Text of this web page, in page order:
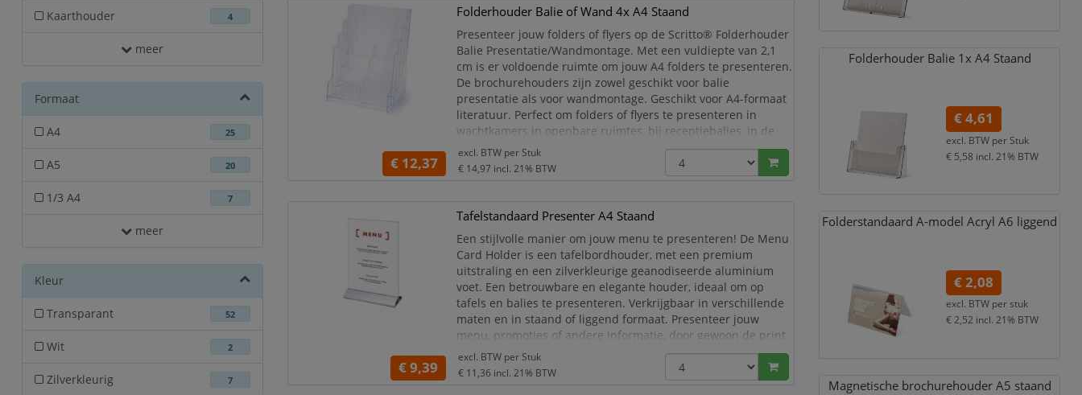
Kaarthouder 4
meer
Formaat
A4 25
A5 20
1/3 A4 7
meer
Kleur
Transparant 52
Wit 2
Zilverkleurig 7
Folderhouder Balie of Wand 4x A4 Staand
Presenteer jouw folders of flyers op de Scritto® Folderhouder
Balie Presentatie/Wandmontage. Met een vuldiepte van 2,1
cm is er voldoende ruimte om jouw A4 folders te presenteren.
De brochurehouders zijn zowel geschikt voor balie
presentatie als voor wandmontage. Geschikt voor A4-formaat
literatuur. Perfect om folders of flyers te presenteren in
wachtkamers in openbare ruimtes, bij receptiebalies, in de
horeca of tijdens beurzen en evenementen.
€ 12,37
excl. BTW per Stuk
€ 14,97 incl. 21% BTW
Tafelstandaard Presenter A4 Staand
Een stijlvolle manier om jouw menu te presenteren! De Menu
Card Holder is een tafelbordhouder, met een premium
uitstraling en een zilverkleurige geanodiseerde aluminium
voet. Een betrouwbare en elegante houder, ideaal om op
tafels en balies te presenteren. Verkrijgbaar in verschillende
maten en in staand of liggend formaat. Presenteer jouw
menu, promoties of andere informatie, door gewoon de print
in de acryl menukaarthouder te plaatsen!
P
€ 9,39
excl. BTW per Stuk
€ 11,36 incl. 21% BTW
Folderhouder Balie 1x A4 Staand
€ 4,61
excl. BTW per Stuk
€ 5,58 incl. 21% BTW
Folderstandaard A-model Acryl A6 liggend
€ 2,08
excl. BTW perstuk
€ 2,52 incl. 21% BTW
Magnetische brochurehouder A5 staand